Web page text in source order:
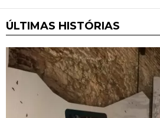
ÚLTIMAS HISTÓRIAS